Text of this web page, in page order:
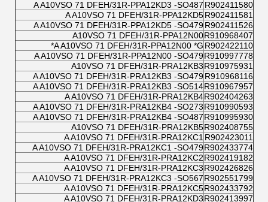
R902411580
A A10VSO 71 DFEH/31R-PPA12KD3 -SO487
R902411581
A A10VSO 71 DFEH/31R-PPA12KD5
R902411526
A A10VSO 71 DFEH/31R-PPA12KD5 -SO479
R910968407
A10VSO 71 DFEH/31R-PPA12N00
R902422110
A A10VSO 71 DFEH/31R-PPA12N00 *G*
R910997778
A A10VSO 71 DFEH/31R-PPA12N00 -SO479
R910975931
A10VSO 71 DFEH/31R-PRA12KB3
R910968116
A A10VSO 71 DFEH/31R-PRA12KB3 -SO479
R910967957
A A10VSO 71 DFEH/31R-PRA12KB3 -SO514
R902404263
A A10VSO 71 DFEH/31R-PRA12KB4
R910990593
A A10VSO 71 DFEH/31R-PRA12KB4 -SO273
R910995930
A A10VSO 71 DFEH/31R-PRA12KB4 -SO487
R902408755
A10VSO 71 DFEH/31R-PRA12KB5
R902423011
A A10VSO 71 DFEH/31R-PRA12KC1
R902433774
A A10VSO 71 DFEH/31R-PRA12KC1 -SO479
R902419182
A A10VSO 71 DFEH/31R-PRA12KC2
R902426826
A A10VSO 71 DFEH/31R-PRA12KC3
R902551799
A A10VSO 71 DFEH/31R-PRA12KC3 -SO567
R902433792
A A10VSO 71 DFEH/31R-PRA12KC5
R902413997
A A10VSO 71 DFEH/31R-PRA12KD3